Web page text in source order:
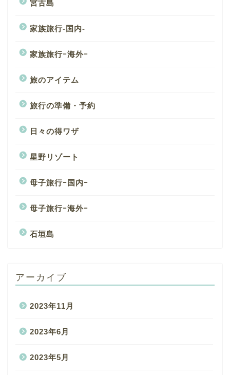
宮古島
家族旅行-国内-
家族旅行ｰ海外ｰ
旅のアイテム
旅行の準備・予約
日々の得ワザ
星野リゾート
母子旅行ｰ国内ｰ
母子旅行ｰ海外ｰ
石垣島
アーカイブ
2023年11月
2023年6月
2023年5月